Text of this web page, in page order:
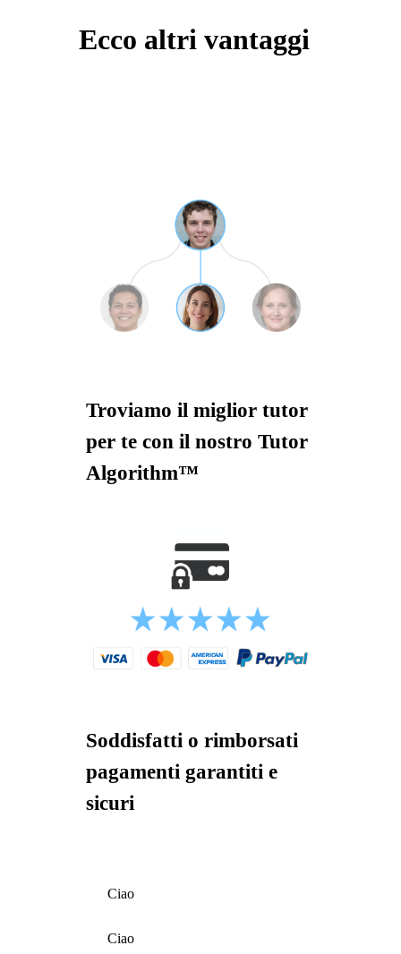
Ecco altri vantaggi
Troviamo il miglior tutor
per te con il nostro Tutor
Algorithm™
Soddisfatti o rimborsati
pagamenti garantiti e
sicuri
Ciao
Ciao